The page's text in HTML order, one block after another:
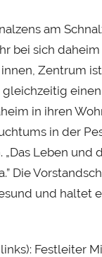
am
bei sich
Zentrum
in ihren
in der
Leben und
Die
und haltet
Festleiter